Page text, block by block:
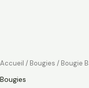
Accueil / Bougies / Bougie
Bougies